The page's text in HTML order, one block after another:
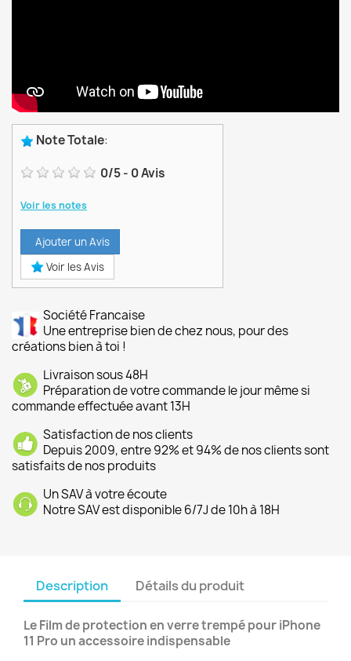
Note Totale:
0/5- 0Avis
Voir les notes
Ajouter un Avis
Voir les Avis
Société Francaise
Une entreprise bien de chez nous, pour des
créations bien à toi !
Livraison sous 48H
Préparation de votre commande le jour même si
commande effectuée avant 13H
Satisfaction de nos clients
Depuis 2009, entre 92% et 94% de nos clients sont
satisfaits de nos produits
Un SAV à votre écoute
Notre SAV est disponible 6/7J de 10h à 18H
Description Détails du produit
Le Film de protection en verre trempé pour iPhone
11 Pro un accessoire indispensable